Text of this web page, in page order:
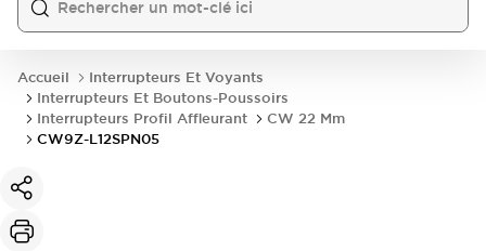
Accueil
Interrupteurs Et Voyants
Interrupteurs Et Boutons-Poussoirs
Interrupteurs Profil Affleurant
CW 22 Mm
CW9Z-L12SPN05